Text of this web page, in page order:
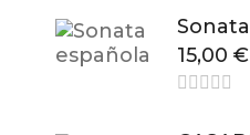
15,00 €